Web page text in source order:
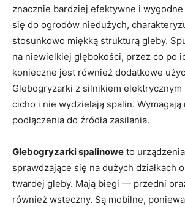
znacznie bardziej efektywne i
się do ogrodów niedużych,
stosunkowo miękką strukturą gleby.
na niewielkiej głębokości, przez co po
konieczne jest również dodatkowe
Glebogryzarki z silnikiem elektrycznym
cicho i nie wydzielają spalin. Wymagają
podłączenia do źródła zasilania.
Glebogryzarki spalinowe to
sprawdzające się na dużych działkach
twardej gleby. Mają biegi — przedni
również wsteczny. Są mobilne,